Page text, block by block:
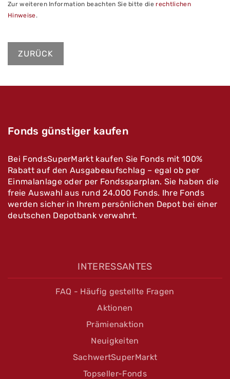
Zur weiteren Information beachten Sie bitte dierechtlichen
Hinweise.
ZURÜCK
Fonds günstiger kaufen
Bei FondsSuperMarkt kaufen Sie Fonds mit 100%
Rabatt auf den Ausgabeaufschlag – egal ob per
Einmalanlage oder per Fondssparplan. Sie haben die
freie Auswahl aus rund 24.000 Fonds. Ihre Fonds
werden sicher in Ihrem persönlichen Depot bei einer
deutschen Depotbank verwahrt.
INTERESSANTES
FAQ - Häufig gestellte Fragen
Aktionen
Prämienaktion
Neuigkeiten
SachwertSuperMarkt
Topseller-Fonds